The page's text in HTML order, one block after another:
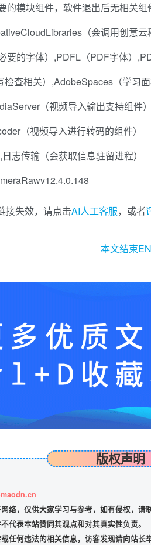
的模块组件，软件退出后无相关组
（会调用创意云
要的字体）,PDFL（PDF字体）
查相关）,AdobeSpaces（学习面
（视频导入输出支持组件）
（视频导入进行转码的组件）
志传输（会获取信息驻留进程）
接失效，请点击AI人工客服，或者
本文结束
版权声明
络，仅供大家学习与参考，如有侵权，请
代表本站赞同其观点和对其真实性负责。
任何违法的相关信息，访客发现请向站长